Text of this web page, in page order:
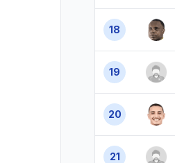
18
19
20
21